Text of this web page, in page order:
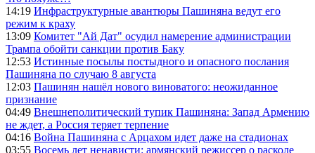
14:19 Инфраструктурные авантюры Пашиняна ведут его
режим к краху
13:09 Комитет "Ай Дат" осудил намерение администрации
Трампа обойти санкции против Баку
12:53 Истинные посылы постыдного и опасного послания
Пашиняна по случаю 8 августа
12:03 Пашинян нашёл нового виноватого: неожиданное
признание
04:49 Внешнеполитический тупик Пашиняна: Запад Армению
не ждет, а Россия теряет терпение
04:16 Война Пашиняна с Арцахом идет даже на стадионах
03:55 Восемь лет ненависти: армянский режиссер о расколе